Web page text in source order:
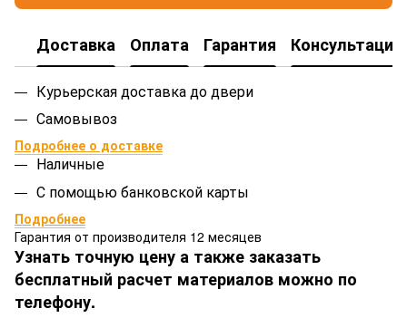
Доставка Оплата Гарантия Консультация
Курьерская доставка до двери
Самовывоз
Подробнее о доставке
Наличные
С помощью банковской карты
Подробнее
Гарантия от производителя 12 месяцев
Узнать точную цену а также заказать
бесплатный расчет материалов можно по
телефону.